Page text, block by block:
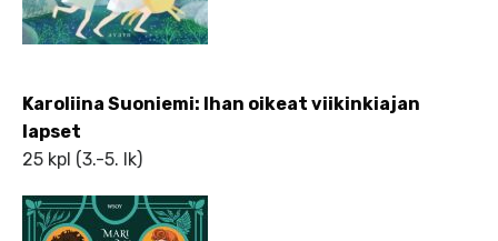
Karoliina Suoniemi: Ihan oikeat viikinkiajan
lapset
25 kpl (3.-5. lk)